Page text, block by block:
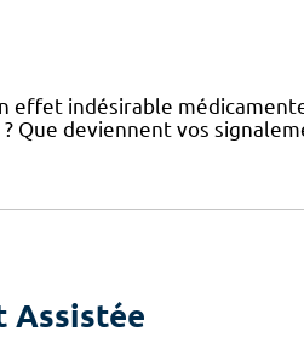
effet indésirable
Que deviennent vos
Assistée